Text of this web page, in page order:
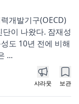
개발기구(OECD)
이 나왔다. 잠재성
도 10년 전에 비해
...
샤라웃 보관